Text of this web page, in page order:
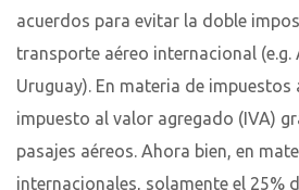
acuerdos para evitar la doble
transporte aéreo internacional (e.g.
Uruguay). En materia de
impuesto al valor agregado (IVA)
pasajes aéreos. Ahora bien, en
internacionales, solamente el 25%